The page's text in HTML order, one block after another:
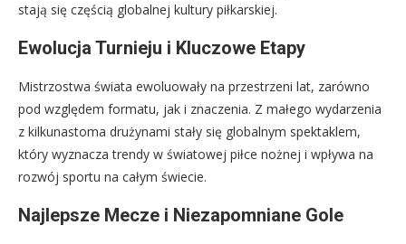
stają się częścią globalnej kultury piłkarskiej.
Ewolucja Turnieju i Kluczowe Etapy
Mistrzostwa świata ewoluowały na przestrzeni lat, zarówno
pod względem formatu, jak i znaczenia. Z małego wydarzenia
z kilkunastoma drużynami stały się globalnym spektaklem,
który wyznacza trendy w światowej piłce nożnej i wpływa na
rozwój sportu na całym świecie.
Najlepsze Mecze i Niezapomniane Gole